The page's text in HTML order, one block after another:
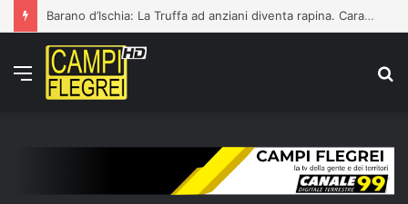
Barano d’Ischia: La Truffa ad anziani diventa rapina. Carabinieri arrestano 21enne
Menu